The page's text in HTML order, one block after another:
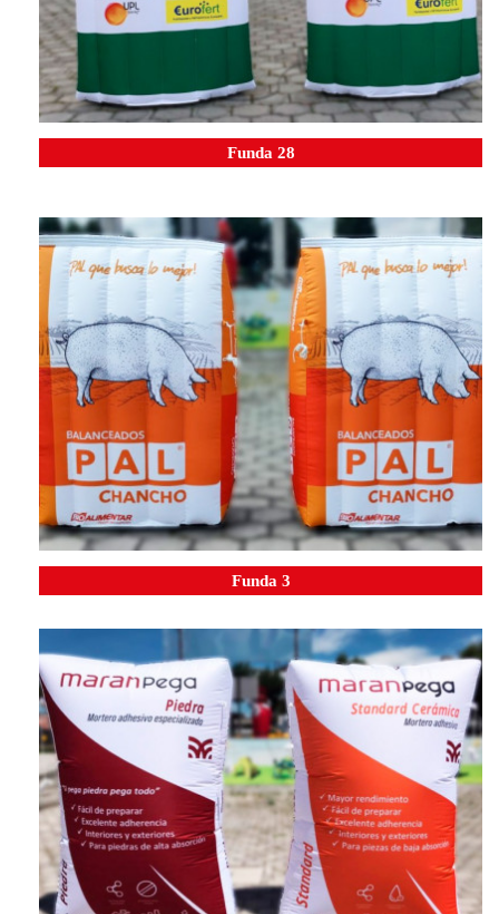
Funda 28
Funda 3